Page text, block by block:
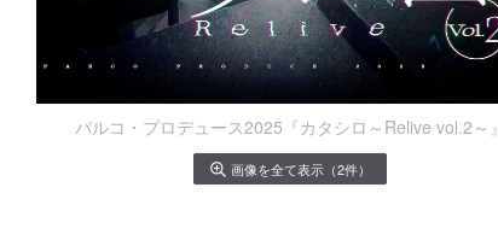
パルコ・プロデュース2025『カタシロ～Relive vol.2～』
画像を全て表示（2件）